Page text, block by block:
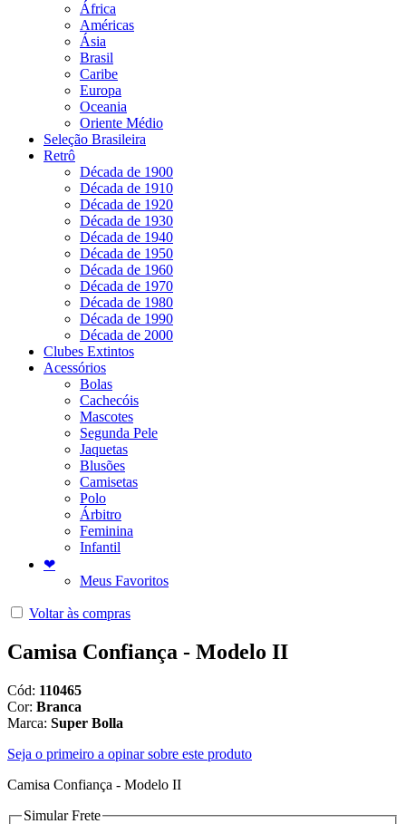
África
Américas
Ásia
Brasil
Caribe
Europa
Oceania
Oriente Médio
Seleção Brasileira
Retrô
Década de 1900
Década de 1910
Década de 1920
Década de 1930
Década de 1940
Década de 1950
Década de 1960
Década de 1970
Década de 1980
Década de 1990
Década de 2000
Clubes Extintos
Acessórios
Bolas
Cachecóis
Mascotes
Segunda Pele
Jaquetas
Blusões
Camisetas
Polo
Árbitro
Feminina
Infantil
❤
Meus Favoritos
Voltar às compras
Camisa Confiança - Modelo II
Cód: 110465
Cor: Branca
Marca: Super Bolla
Seja o primeiro a opinar sobre este produto
Camisa Confiança - Modelo II
Simular Frete